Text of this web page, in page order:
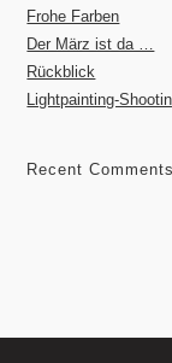
Frohe Farben
Der März ist da …
Rückblick
Lightpainting-
Recent Comments